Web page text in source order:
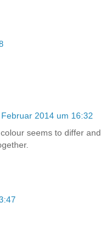
Februar 2014 um 16:32
seems to differ and